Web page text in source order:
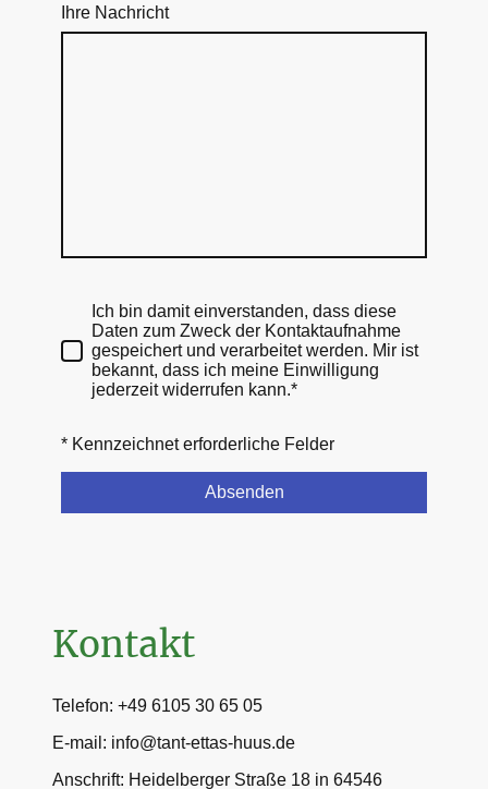
Ihre Nachricht
Ich bin damit einverstanden, dass diese
Daten zum Zweck der Kontaktaufnahme
gespeichert und verarbeitet werden. Mir ist
bekannt, dass ich meine Einwilligung
jederzeit widerrufen kann.*
* Kennzeichnet erforderliche Felder
Absenden
Kontakt
Telefon: +49 6105 30 65 05
E-mail: info@tant-ettas-huus.de
Anschrift: Heidelberger Straße 18 in 64546